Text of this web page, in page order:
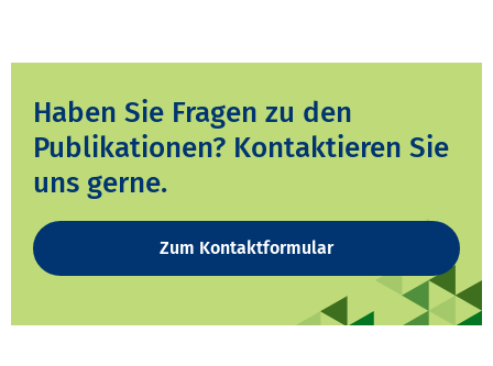
Haben Sie Fragen zu den
Publikationen? Kontaktieren Sie
uns gerne.
Zum Kontaktformular